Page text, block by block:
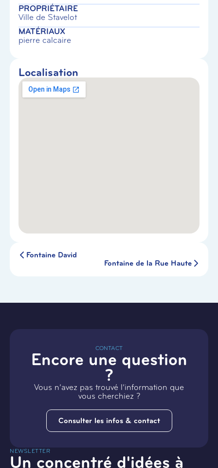
PROPRIÉTAIRE
Ville de Stavelot
MATÉRIAUX
pierre calcaire
Localisation
Fontaine David
Fontaine de la Rue Haute
CONTACT
Encore une question
?
Vous n’avez pas trouvé l’information que
vous cherchiez ?
Consulter les infos & contact
NEWSLETTER
Un concentré d'idées à